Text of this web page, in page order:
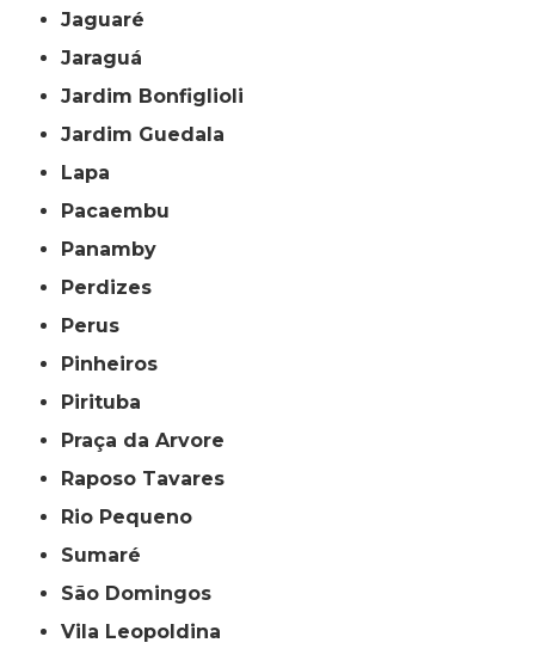
Jaguaré
Jaraguá
Jardim Bonfiglioli
Jardim Guedala
Lapa
Pacaembu
Panamby
Perdizes
Perus
Pinheiros
Pirituba
Praça da Arvore
Raposo Tavares
Rio Pequeno
Sumaré
São Domingos
Vila Leopoldina